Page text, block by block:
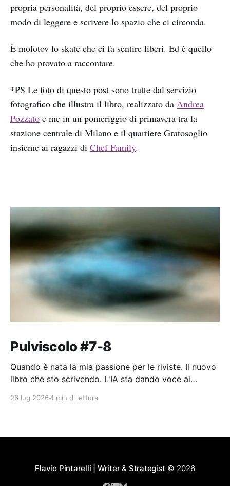
propria personalità, del proprio essere, del proprio
modo di leggere e scrivere lo spazio che ci circonda.
È molotov lo skate che ci fa sentire liberi. Ed è quello
che ho provato a raccontare.
*PS Le foto di questo post sono tratte dal servizio
fotografico che illustra il libro, realizzato da Andrea
Pozzato e me in un pomeriggio di primavera tra la
stazione centrale di Milano e il quartiere Gratosoglio
insieme ai ragazzi di Chef Family.
Pulviscolo #7-8
Quando è nata la mia passione per le riviste. Il nuovo
libro che sto scrivendo. L'IA sta dando voce ai
26 lug 20264 min di lettura
Flavio Pintarelli | Writer & Strategist © 2026